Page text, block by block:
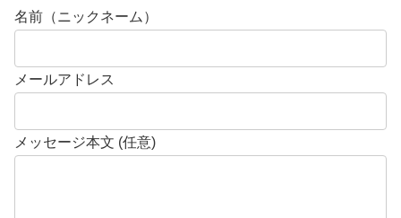
名前（ニックネーム）
メールアドレス
メッセージ本文 (任意)